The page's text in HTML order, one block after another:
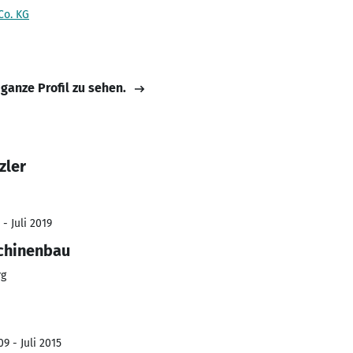
KG
Profil zu sehen.
- Juli 2019
- Juli 2015